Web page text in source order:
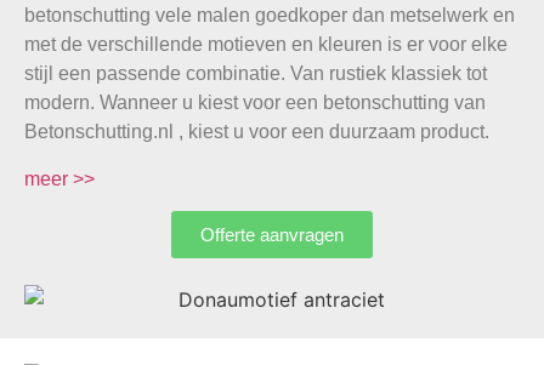
betonschutting vele malen goedkoper dan metselwerk en
met de verschillende motieven en kleuren is er voor elke
stijl een passende combinatie. Van rustiek klassiek tot
modern. Wanneer u kiest voor een betonschutting van
Betonschutting.nl , kiest u voor een duurzaam product.
meer >>
Offerte aanvragen